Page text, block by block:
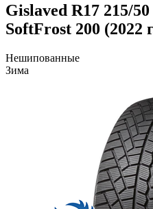
Gislaved R17 215/
SoftFrost 200 (2022
Нешипованные
Зима